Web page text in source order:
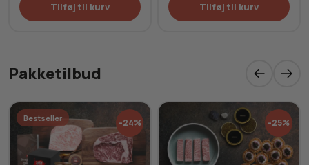
Tilføj til kurv Tilføj til kurv
Pakketilbud
Bestseller -24% -25%